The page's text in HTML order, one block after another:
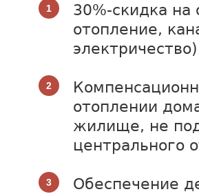
30%-скидка на
отопление,
отоплении
жилище, не
центрального
Обеспечение